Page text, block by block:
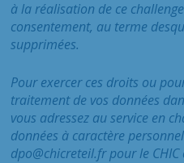
à la réalisation de ce
consentement, au terme
supprimées.
Pour exercer ces droits ou
traitement de vos données
vous adressez au service en
données à caractère
dpo@chicreteil.fr pour le